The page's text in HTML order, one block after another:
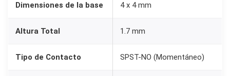
Dimensiones de la base 4 x 4 mm
Altura Total 1.7 mm
Tipo de Contacto SPST-NO (Momentáneo)